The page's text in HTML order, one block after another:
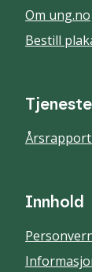
Om ung.no
Bestill
Innhold